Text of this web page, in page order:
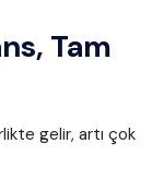
Tam
gelir, artı çok